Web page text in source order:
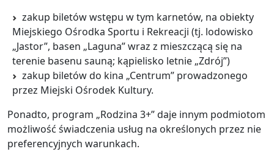
zakup biletów wstępu w tym karnetów, na obiekty
Miejskiego Ośrodka Sportu i Rekreacji (tj. lodowisko
„Jastor”, basen „Laguna” wraz z mieszczącą się na
terenie basenu sauną; kąpielisko letnie „Zdrój”)
zakup biletów do kina „Centrum” prowadzonego
przez Miejski Ośrodek Kultury.
Ponadto, program „Rodzina 3+” daje innym podmiotom
możliwość świadczenia usług na określonych przez nie
preferencyjnych warunkach.